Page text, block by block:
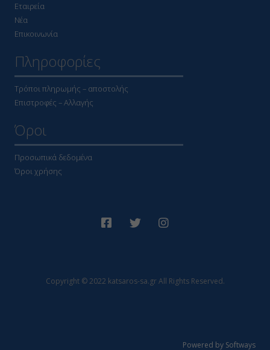
Εταιρεία
Νέα
Επικοινωνία
Πληροφορίες
Τρόποι πληρωμής – αποστολής
Επιστροφές – Αλλαγής
Όροι
Προσωπικά δεδομένα
Όροι χρήσης
Copyright © 2022 katsaros-sa.gr All Rights Reserved.
Powered by Softways